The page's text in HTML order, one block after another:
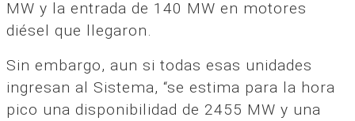
MW y la entrada de 140 MW en motores
diésel que llegaron.
Sin embargo, aun si todas esas unidades
ingresan al Sistema, “se estima para la hora
pico una disponibilidad de 2455 MW y una